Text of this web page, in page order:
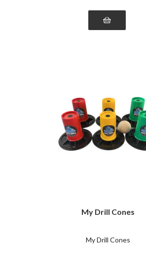
My Drill Cones
My Drill Cones